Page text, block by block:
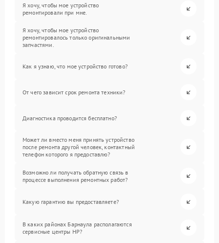
Я хочу, чтобы мое устройство
ремонтировали при мне.
Я хочу, чтобы мое устройство
ремонтировалось только оригинальными
запчастями.
Как я узнаю, что мое устройство готово?
От чего зависит срок ремонта техники?
Диагностика проводится бесплатно?
Может ли вместо меня принять устройство
после ремонта другой человек, контактный
телефон которого я предоставлю?
Возможно ли получать обратную связь в
процессе выполнения ремонтных работ?
Какую гарантию вы предоставляете?
В каких районах Барнаула располагаются
сервисные центры HP?